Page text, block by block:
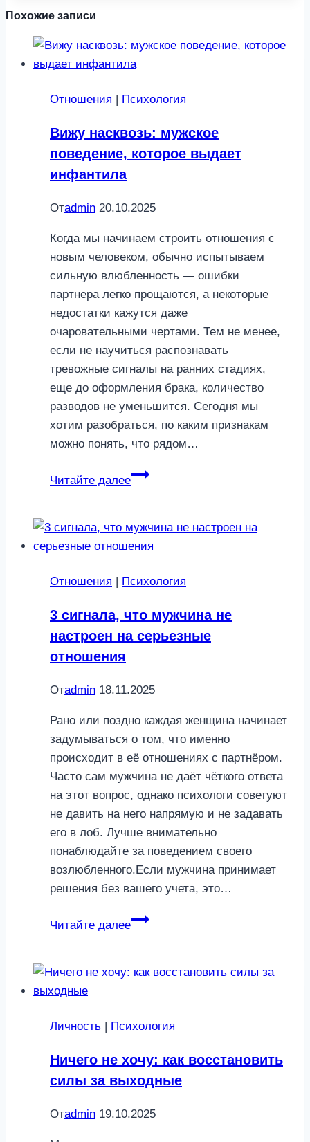
Похожие записи
Отношения Психология
Вижу насквозь: мужское
поведение, которое выдает
инфантила
Отadmin 20.10.2025
Когда мы начинаем строить отношения с
новым человеком, обычно испытываем
сильную влюбленность — ошибки
партнера легко прощаются, а некоторые
недостатки кажутся даже
очаровательными чертами. Тем не менее,
если не научиться распознавать
тревожные сигналы на ранних стадиях,
еще до оформления брака, количество
разводов не уменьшится. Сегодня мы
хотим разобраться, по каким признакам
можно понять, что рядом…
Читайте далее
Вижу
поведение,
которое
инфантила
Отношения Психология
3 сигнала, что мужчина не
настроен на серьезные
отношения
Отadmin 18.11.2025
Рано или поздно каждая женщина начинает
задумываться о том, что именно
происходит в её отношениях с партнёром.
Часто сам мужчина не даёт чёткого ответа
на этот вопрос, однако психологи советуют
не давить на него напрямую и не задавать
его в лоб. Лучше внимательно
понаблюдайте за поведением своего
возлюбленного.Если мужчина принимает
решения без вашего учета, это…
Читайте далее
3
мужчина
на
отношения
Личность Психология
Ничего не хочу: как восстановить
силы за выходные
Отadmin 19.10.2025